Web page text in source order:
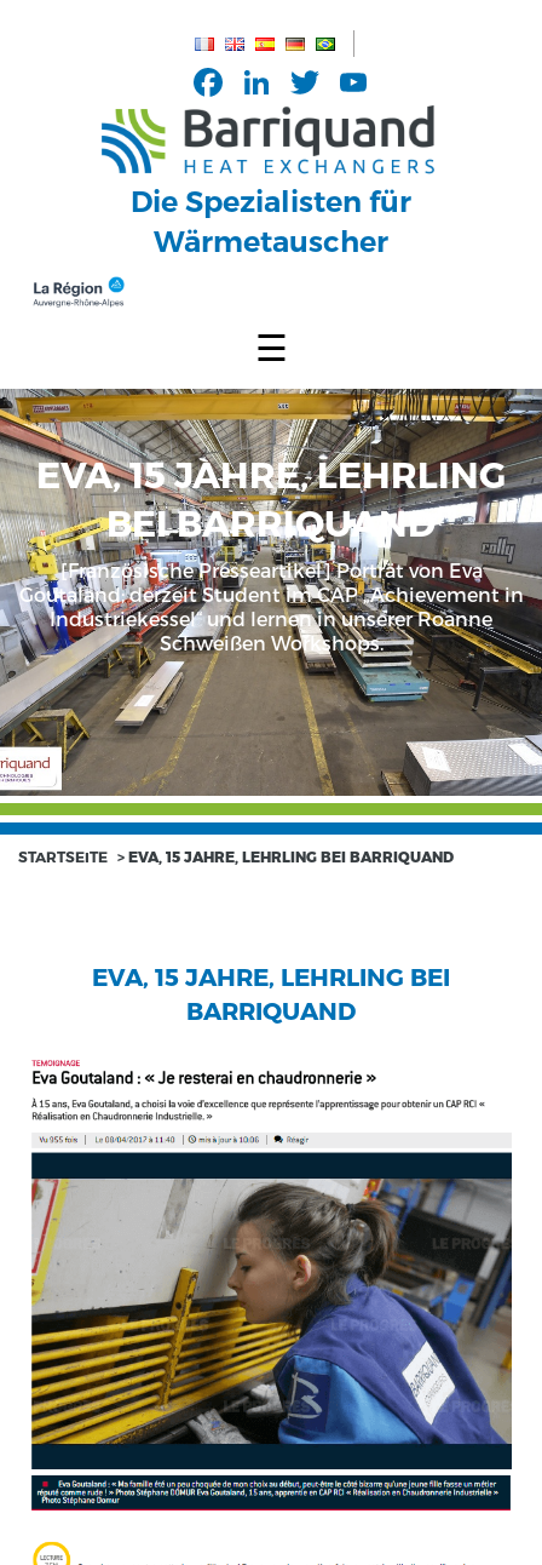
Facebook
LinkedIn
Twitter
Channel
Die Spezialisten für
Wärmetauscher
☰
EVA, 15 JAHRE, LEHRLING
BEI BARRIQUAND
[Französische Presseartikel] Porträt von Eva
Goutaland; derzeit Student im CAP „Achievement in
Industriekessel“ und lernen in unserer Roanne
Schweißen Workshops.
STARTSEITE > EVA, 15 JAHRE, LEHRLING BEI BARRIQUAND
EVA, 15 JAHRE, LEHRLING BEI
BARRIQUAND